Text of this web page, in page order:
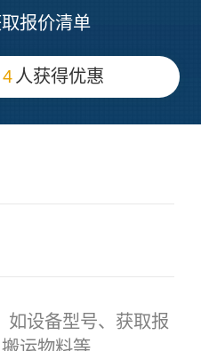
报价清单
4 人获得优惠